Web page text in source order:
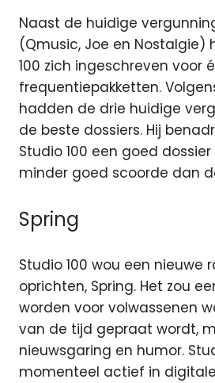
Naast de huidige
(Qmusic, Joe en Nostalgie)
100 zich ingeschreven voor
frequentiepakketten.
hadden de drie huidige
de beste dossiers. Hij
Studio 100 een goed
minder goed scoorde dan
Spring
Studio 100 wou een nieuwe
oprichten, Spring. Het zou
worden voor volwassenen
van de tijd gepraat wordt,
nieuwsgaring en humor.
momenteel actief in